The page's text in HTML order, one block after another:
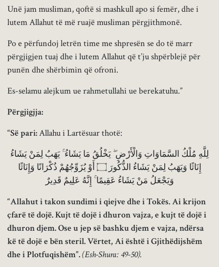
Unë jam musliman, qoftë si mashkull apo si femër, dhe i
lutem Allahut të më ruajë musliman përgjithmonë.
Po e përfundoj letrën time me shpresën se do të marr
përgjigjen tuaj dhe i lutem Allahut që t’ju shpërblejë për
punën dhe shërbimin që ofroni.
Es-selamu alejkum ue rahmetullahi ue berekatuhu.”
Përgjigjja:
“Së pari:Allahu i Lartësuar thotë:
لِلَّهِ مُلْكُ السَّمَاوَاتِ وَالْأَرْضِ ۖ يَخْلُقُ مَا يَشَاءُ ۚ يَهَبُ لِمَنْ يَشَاءُ
إِنَاثًا وَيَهَبُ لِمَنْ يَشَاءُ الذُّكُورَ ۝ أَوْ يُزَوِّجُهُمْ ذُكْرَانًا وَإِنَاثًا
وَيَجْعَلُ مَنْ يَشَاءُ عَقِيمًا ۚ إِنَّهُ عَلِيمٌ قَدِيرٌ
“Allahut i takon sundimi i qiejve dhe i Tokës. Ai krijon
çfarë të dojë. Kujt të dojë i dhuron vajza, e kujt të dojë i
dhuron djem. Ose u jep së bashku djem e vajza, ndërsa
kë të dojë e bën steril. Vërtet, Ai është i Gjithëdijshëm
dhe i Plotfuqishëm”.(Esh-Shura: 49-50).